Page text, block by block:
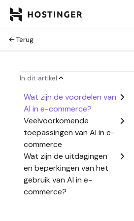
Terug
In dit artikel
Wat zijn de voordelen van
AI in e-commerce?
Veelvoorkomende
toepassingen van AI in e-
commerce
Wat zijn de uitdagingen
en beperkingen van het
gebruik van AI in e-
commerce?